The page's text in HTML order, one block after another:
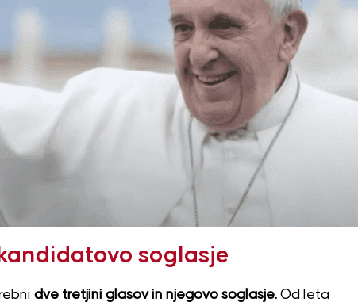
soglasje
dve tretjini glasov in njegovo soglasje.Od leta